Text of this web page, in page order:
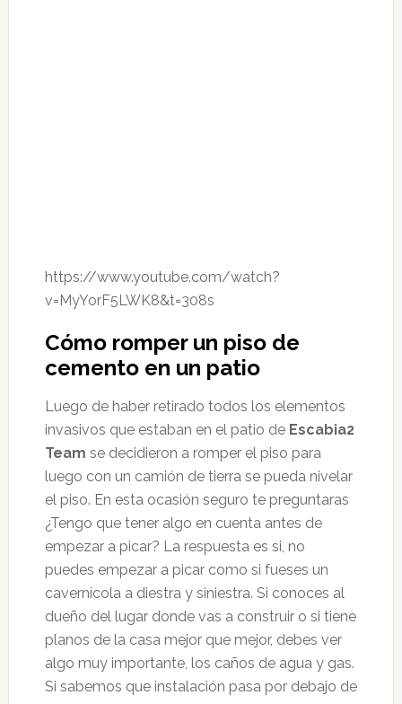
https://www.youtube.com/watch?
v=MyYorF5LWK8&t=308s
Cómo romper un piso de
cemento en un patio
Luego de haber retirado todos los elementos
invasivos que estaban en el patio deEscabia2
Team se decidieron a romper el piso para
luego con un camión de tierra se pueda nivelar
el piso. En esta ocasión seguro te preguntaras
¿Tengo que tener algo en cuenta antes de
empezar a picar? La respuesta es si, no
puedes empezar a picar como si fueses un
cavernícola a diestra y siniestra. Si conoces al
dueño del lugar donde vas a construir o si tiene
planos de la casa mejor que mejor, debes ver
algo muy importante, los caños de agua y gas.
Si sabemos que instalación pasa por debajo de